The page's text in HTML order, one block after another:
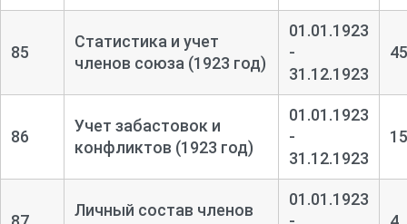
85
Статистика и учет
членов союза (1923 год)
01.01.1923
-
31.12.1923
86
Учет забастовок и
конфликтов (1923 год)
01.01.1923
-
31.12.1923
15
Личный состав членов
01.01.1923